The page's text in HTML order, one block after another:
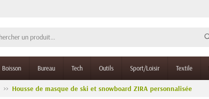
Boisson Bureau Tech Outils Sport/Loisir Textile
Housse de masque de ski et snowboard ZIRA personnalisée